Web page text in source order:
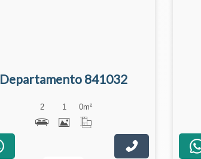
Departamento 841032
2 1 0m²